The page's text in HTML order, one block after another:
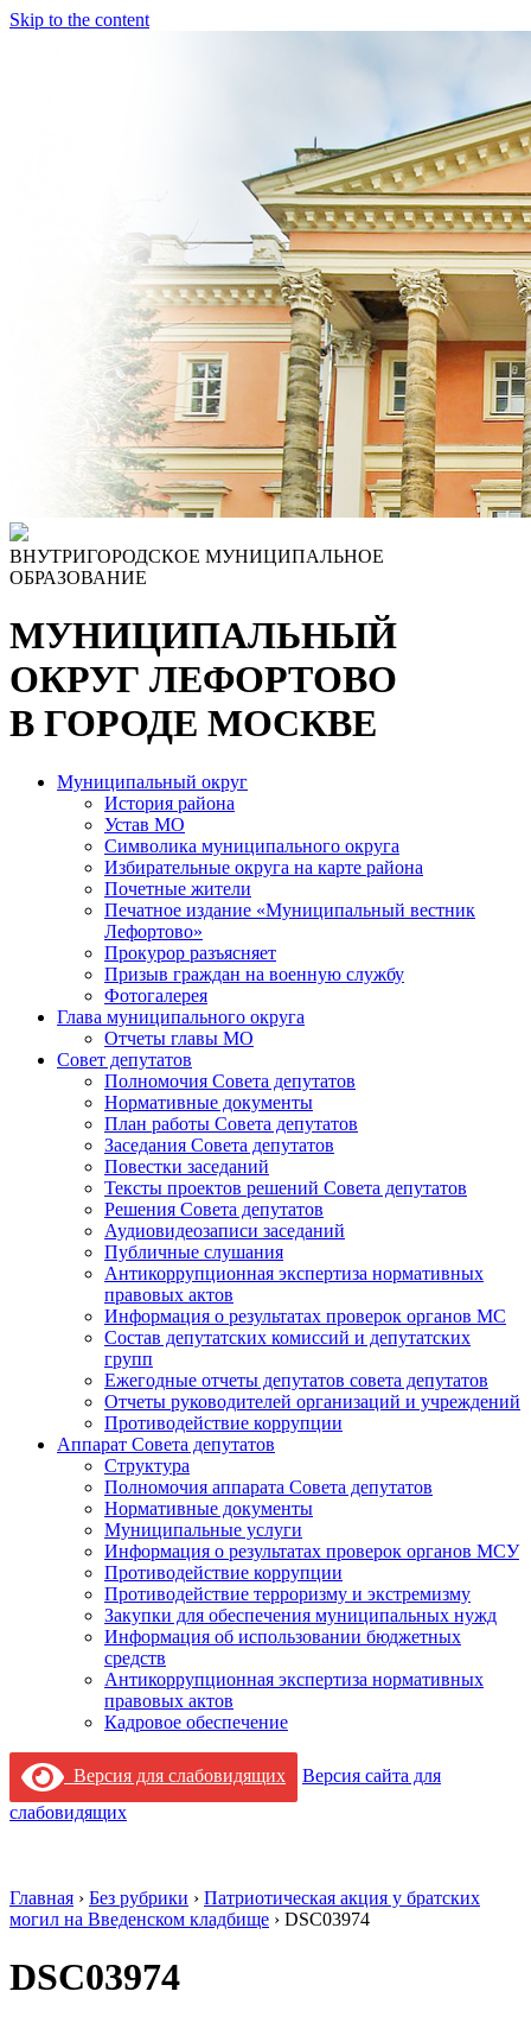
Skip to the content
ВНУТРИГОРОДСКОЕ МУНИЦИПАЛЬНОЕ
ОБРАЗОВАНИЕ
МУНИЦИПАЛЬНЫЙ
ОКРУГ ЛЕФОРТОВО
В ГОРОДЕ МОСКВЕ
Муниципальный округ
История района
Устав МО
Символика муниципального округа
Избирательные округа на карте района
Почетные жители
Печатное издание «Муниципальный вестник
Лефортово»
Прокурор разъясняет
Призыв граждан на военную службу
Фотогалерея
Глава муниципального округа
Отчеты главы МО
Совет депутатов
Полномочия Совета депутатов
Нормативные документы
План работы Совета депутатов
Заседания Cовета депутатов
Повестки заседаний
Тексты проектов решений Совета депутатов
Решения Совета депутатов
Аудиовидеозаписи заседаний
Публичные слушания
Антикоррупционная экспертиза нормативных
правовых актов
Информация о результатах проверок органов МС
Состав депутатских комиссий и депутатских
групп
Ежегодные отчеты депутатов совета депутатов
Отчеты руководителей организаций и учреждений
Противодействие коррупции
Аппарат Совета депутатов
Структура
Полномочия аппарата Совета депутатов
Нормативные документы
Муниципальные услуги
Информация о результатах проверок органов МСУ
Противодействие коррупции
Противодействие терроризму и экстремизму
Закупки для обеспечения муниципальных нужд
Информация об использовании бюджетных
средств
Антикоррупционная экспертиза нормативных
правовых актов
Кадровое обеспечение
Версия для слабовидящих
Версия сайта для
слабовидящих
Главная › Без рубрики › Патриотическая акция у братских
могил на Введенском кладбище › DSC03974
DSC03974